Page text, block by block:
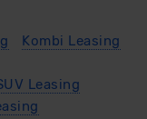
Kombi Leasing
Leasing